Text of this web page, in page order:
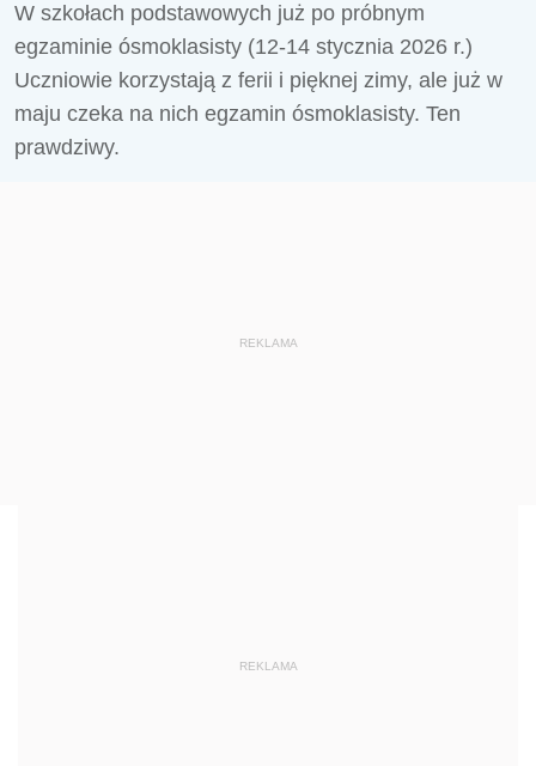
W szkołach podstawowych już po próbnym
egzaminie ósmoklasisty (12-14 stycznia 2026 r.)
Uczniowie korzystają z ferii i pięknej zimy, ale już w
maju czeka na nich egzamin ósmoklasisty. Ten
prawdziwy.
REKLAMA
REKLAMA